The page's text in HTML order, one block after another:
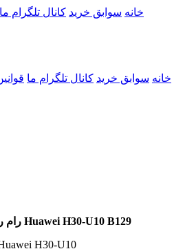
خانه سوابق خرید کانال تلگرام ما
خانه سوابق خرید کانال تلگرام ما
رام رسمی و فارسی Huawei H30-U10 B129